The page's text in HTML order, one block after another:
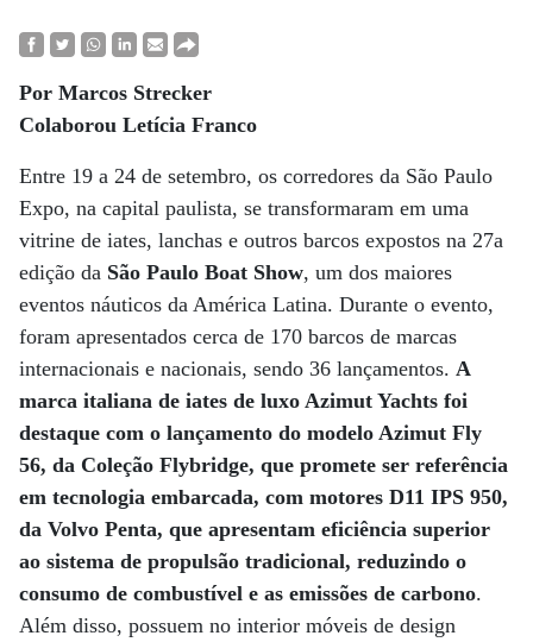
Por Marcos Strecker
Colaborou Letícia Franco
Entre 19 a 24 de setembro, os corredores da São Paulo
Expo, na capital paulista, se transformaram em uma
vitrine de iates, lanchas e outros barcos expostos na 27a
edição da São Paulo Boat Show, um dos maiores
eventos náuticos da América Latina. Durante o evento,
foram apresentados cerca de 170 barcos de marcas
internacionais e nacionais, sendo 36 lançamentos. A
marca italiana de iates de luxo Azimut Yachts foi
destaque com o lançamento do modelo Azimut Fly
56, da Coleção Flybridge, que promete ser referência
em tecnologia embarcada, com motores D11 IPS 950,
da Volvo Penta, que apresentam eficiência superior
ao sistema de propulsão tradicional, reduzindo o
consumo de combustível e as emissões de carbono.
Além disso, possuem no interior móveis de design